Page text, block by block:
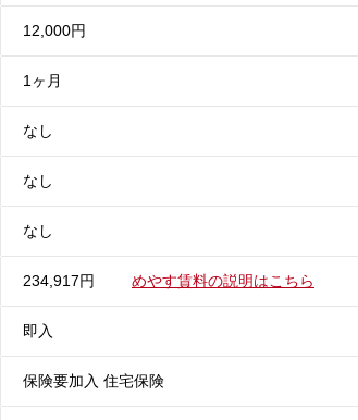
12,000円
1ヶ月
なし
なし
なし
234,917円 めやす賃料の説明はこちら
即入
保険要加入 住宅保険